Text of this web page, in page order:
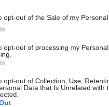
opt-out of the Sale of my Personal
opt-out of processing my
opt-out of Collection, Use,
Data that Is Unrelated with
του Πάμπλο Εσκομπάρ
από την αποικία του
Οι ΗΠΑ αναστέλλουν τις
Οι